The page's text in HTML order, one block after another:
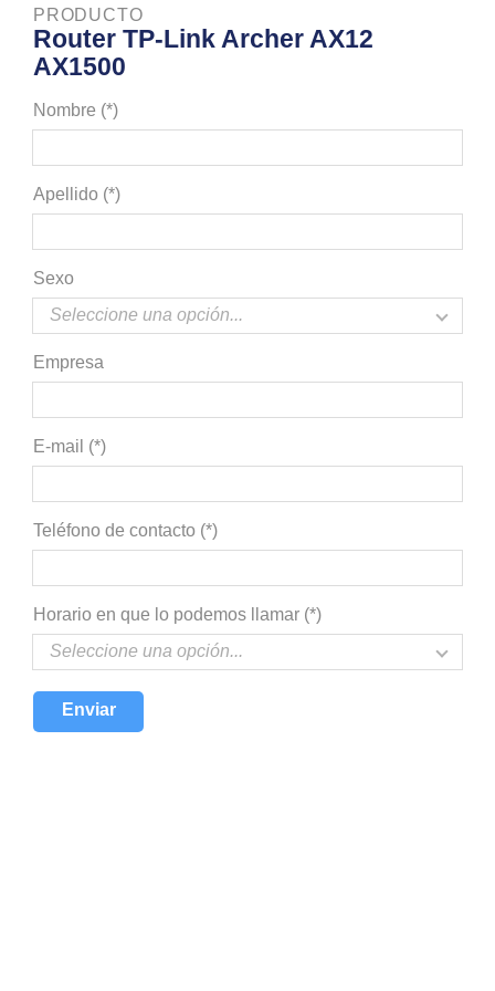
PRODUCTO
Router TP-Link Archer AX12
AX1500
Nombre (*)
Apellido (*)
Sexo
Empresa
E-mail (*)
Teléfono de contacto (*)
Horario en que lo podemos llamar (*)